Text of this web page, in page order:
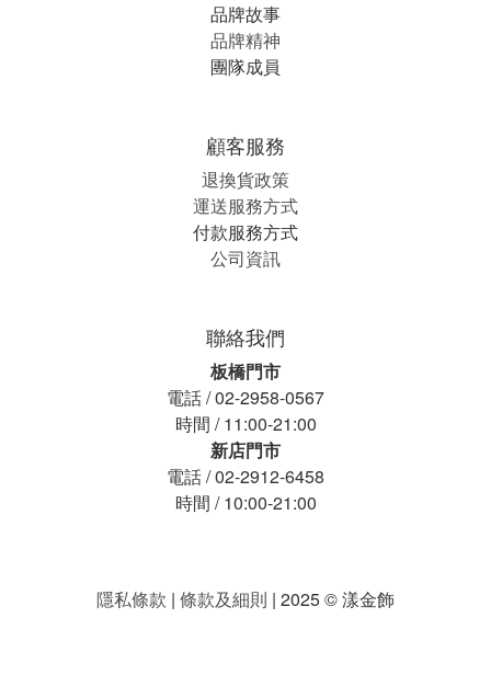
品牌故事
品牌精神
團隊成員
顧客服務
退換貨政策
運送服務方式
付款服務方式
公司資訊
聯絡我們
板橋門市
電話 / 02-2958-0567
時間 / 11:00-21:00
新店門市
電話 / 02-2912-6458
時間 / 10:00-21:00
隱私條款 | 條款及細則 | 2025 © 漾金飾